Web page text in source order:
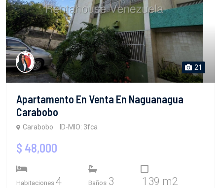
21
Apartamento En Venta En Naguanagua
Carabobo
Carabobo ID-MIO: 3fca
$ 48,000
Habitaciones 4 Baños 3 139 m2